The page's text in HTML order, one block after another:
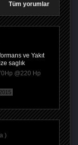
Tüm yorumlar
ve Yakıt
saglık
@220 Hp